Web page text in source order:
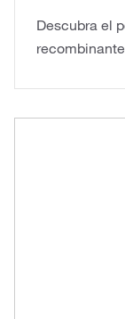
Descubra el